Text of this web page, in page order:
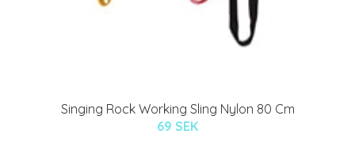
Singing Rock Working Sling Nylon 80 Cm
69 SEK